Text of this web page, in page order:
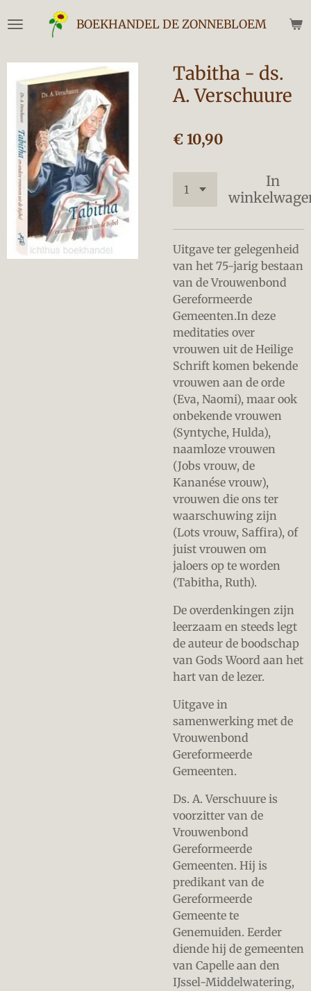
direct
de
hoofdinhoud
BOEKHANDEL DE ZONNEBLOEM
Tabitha - ds.
A. Verschuure
€ 10,90
In
Uitgave ter gelegenheid
van het 75-jarig bestaan
van de Vrouwenbond
Gereformeerde
Gemeenten.In deze
meditaties over
vrouwen uit de Heilige
Schrift komen bekende
vrouwen aan de orde
(Eva, Naomi), maar ook
onbekende vrouwen
(Syntyche, Hulda),
naamloze vrouwen
(Jobs vrouw, de
Kananése vrouw),
vrouwen die ons ter
waarschuwing zijn
(Lots vrouw, Saffira), of
juist vrouwen om
jaloers op te worden
(Tabitha, Ruth).
De overdenkingen zijn
leerzaam en steeds legt
de auteur de boodschap
van Gods Woord aan het
hart van de lezer.
Uitgave in
samenwerking met de
Vrouwenbond
Gereformeerde
Gemeenten.
Ds. A. Verschuure is
voorzitter van de
Vrouwenbond
Gereformeerde
Gemeenten. Hij is
predikant van de
Gereformeerde
Gemeente te
Genemuiden. Eerder
diende hij de gemeenten
van Capelle aan den
IJssel-Middelwatering,